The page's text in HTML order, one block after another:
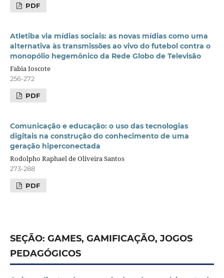
PDF
Atletiba via mídias sociais: as novas mídias como uma
alternativa às transmissões ao vivo do futebol contra o
monopólio hegemônico da Rede Globo de Televisão
Fabia Ioscote
256-272
PDF
Comunicação e educação: o uso das tecnologias
digitais na construção do conhecimento de uma
geração hiperconectada
Rodolpho Raphael de Oliveira Santos
273-288
PDF
SEÇÃO: GAMES, GAMIFICAÇÃO, JOGOS
PEDAGÓGICOS